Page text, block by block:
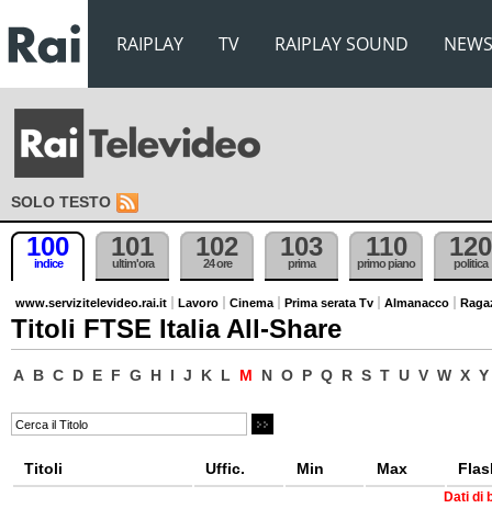
RAIPLAY TV RAIPLAY SOUND NEWS
SOLO TESTO
100
indice
101
ultim'ora
102
24 ore
103
prima
110
primo piano
120
politica
www.servizitelevideo.rai.it Lavoro Cinema Prima serata Tv Almanacco
Titoli FTSE Italia All-Share
A B C D E F G H I J K L M N O P Q R S T U V W X Y
Titoli Uffic. Min Max
Dati di